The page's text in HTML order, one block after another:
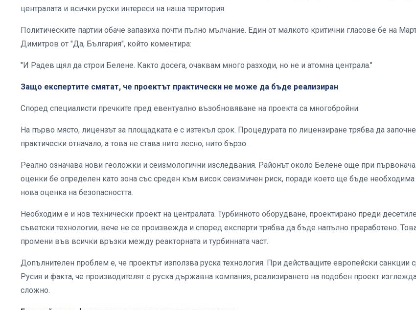
централата и всички руски интереси на наша територия.
Политическите партии обаче запазиха почти пълно мълчание. Един от малкото критични гласове бе на
Димитров от "Да, България", който коментира:
"И Радев щял да строи Белене. Както досега, очаквам много разходи, но не и атомна централа."
Защо експертите смятат, че проектът практически не може да бъде реализиран
Според специалисти пречките пред евентуално възобновяване на проекта са многобройни.
На първо място, лицензът за площадката е с изтекъл срок. Процедурата по лицензиране трябва да започне
практически отначало, а това не става нито лесно, нито бързо.
Реално означава нови геоложки и сеизмологични изследвания. Районът около Белене още при
оценки бе определен като зона със среден към висок сеизмичен риск, поради което ще бъде необходима
нова оценка на безопасността.
Необходим е и нов технически проект на централата. Турбинното оборудване, проектирано преди
съветски технологии, вече не се произвежда и според експерти трябва да бъде напълно преработено.
промени във всички връзки между реакторната и турбинната част.
Допълнителен проблем е, че проектът използва руска технология. При действащите европейски санкции
Русия и факта, че производителят е руска държавна компания, реализирането на подобен проект
сложно.